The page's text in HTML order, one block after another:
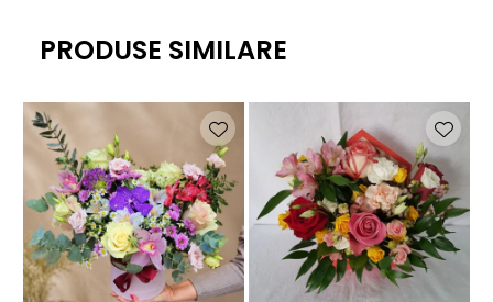
PRODUSE SIMILARE